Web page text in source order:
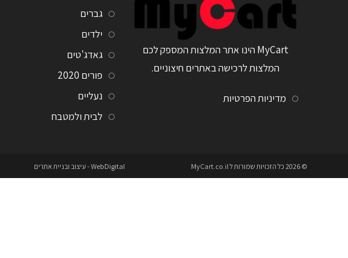
MyCart הינו אתר המלצות המספק לכם
המלצות לרכישה באתרים חיצוניים.
מדיניות הפרטיות
גברים
ילדים
גאדג'טים
פורים 2020
נעליים
לבית ולמטבח
© 2026 כל הזכויות שמורות ל MyCart.co.il
WebDigital- עיצוב ובניית אתרים